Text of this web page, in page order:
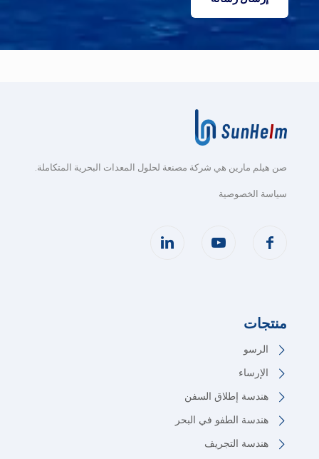
صن هيلم مارين هي شركة مصنعة لحلول المعدات البحرية المتكاملة.
سياسة الخصوصية
منتجات
الرسو
الإرساء
هندسة إطلاق السفن
هندسة الطفو في البحر
هندسة التجريف